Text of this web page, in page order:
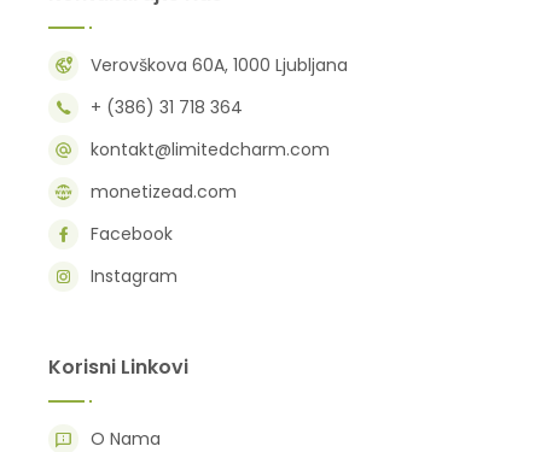
Verovškova 60A, 1000 Ljubljana
+ (386) 31 718 364
kontakt@limitedcharm.com
monetizead.com
Facebook
Instagram
Korisni Linkovi
O Nama